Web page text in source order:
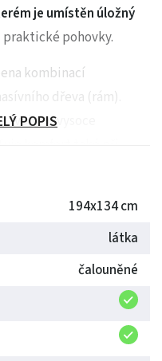
je umístěn úložný
pohovky.
kombinací
dřeva (rám).
tvořeno vysoce
pohovky je řešeno
příslušných vzorníků.
v barvě potahové
POPIS
194x134 cm
látka
čalouněné